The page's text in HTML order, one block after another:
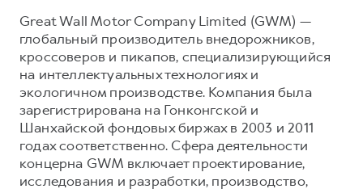
Great Wall Motor Company Limited (GWM) —
глобальный производитель внедорожников,
кроссоверов и пикапов, специализирующийся
на интеллектуальных технологиях и
экологичном производстве. Компания была
зарегистрирована на Гонконгской и
Шанхайской фондовых биржах в 2003 и 2011
годах соответственно. Сфера деятельности
концерна GWM включает проектирование,
исследования и разработки, производство,